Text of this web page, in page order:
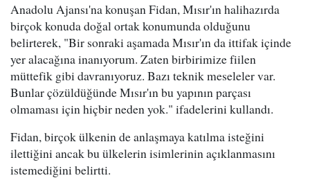
Anadolu Ajansı'na konuşan Fidan, Mısır'ın halihazırda
birçok konuda doğal ortak konumunda olduğunu
belirterek, "Bir sonraki aşamada Mısır'ın da ittifak içinde
yer alacağına inanıyorum. Zaten birbirimize fiilen
müttefik gibi davranıyoruz. Bazı teknik meseleler var.
Bunlar çözüldüğünde Mısır'ın bu yapının parçası
olmaması için hiçbir neden yok." ifadelerini kullandı.
Fidan, birçok ülkenin de anlaşmaya katılma isteğini
ilettiğini ancak bu ülkelerin isimlerinin açıklanmasını
istemediğini belirtti.